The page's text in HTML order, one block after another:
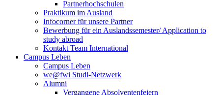
Partnerhochschulen
Praktikum im Ausland
Infocorner für unsere Partner
Bewerbung für ein Auslandssemester/ Application to
study abroad
Kontakt Team International
Campus Leben
Campus Leben
we@fwi Studi-Netzwerk
Alumni
Vergangene Absolventenfeiern